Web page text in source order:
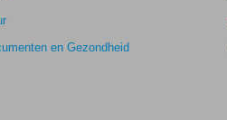
en Gezondheid